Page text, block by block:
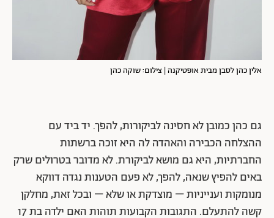
אלין כהן לסבן מבית אופטיקנה | צילום: שוקה כהן
גם כהן כמובן לא חסינה לביקורות, להפך. יד ביד עם
ההצלחה הכבירה והאהדה לה היא זוכה ברשתות
החברתיות, היא גם מושא לביקורת. לא מדובר בטרולים שרק
באים להפיץ שנאה, להפך, לא פעם הטענות נגדה דווקא
מנומקות וענייניות – מוצדקת או שלא – ובכל זאת, מחלקן
קשה להתעלם. התגובות הקבועות תוהות האם ילדה בת 17